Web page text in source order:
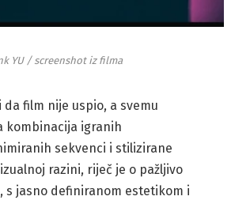
YU / screenshot iz filma
da film nije uspio, a svemu
kombinacija igranih
sekvenci i stilizirane
razini, riječ je o pažljivo
s jasno definiranom estetikom i